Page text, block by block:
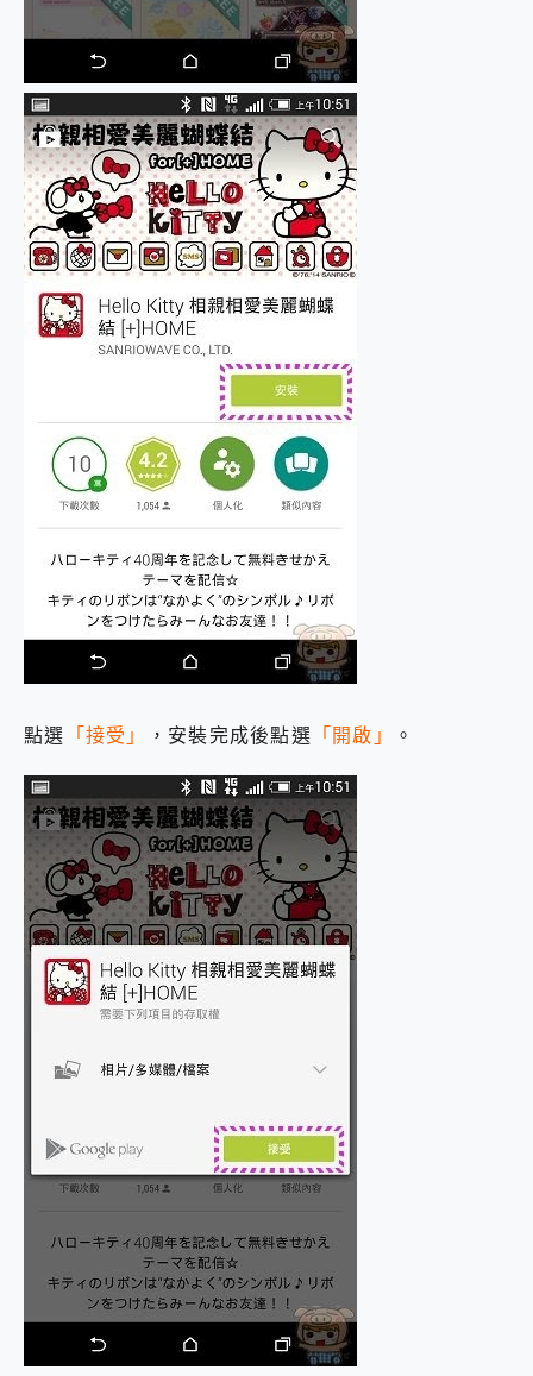
點選 「接受」 ，安裝完成後點選 「開啟」 。